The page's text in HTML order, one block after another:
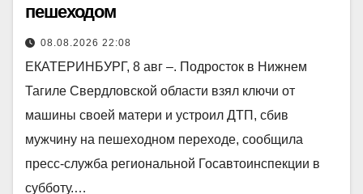
пешеходом
08.08.2026 22:08
ЕКАТЕРИНБУРГ, 8 авг –. Подросток в Нижнем
Тагиле Свердловской области взял ключи от
машины своей матери и устроил ДТП, сбив
мужчину на пешеходном переходе, сообщила
пресс-служба региональной Госавтоинспекции в
субботу.…